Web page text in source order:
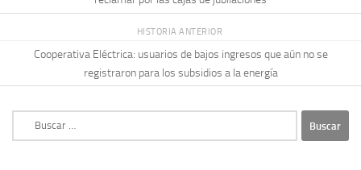
HISTORIA ANTERIOR
Cooperativa Eléctrica: usuarios de bajos ingresos que aún no se
registraron para los subsidios a la energía